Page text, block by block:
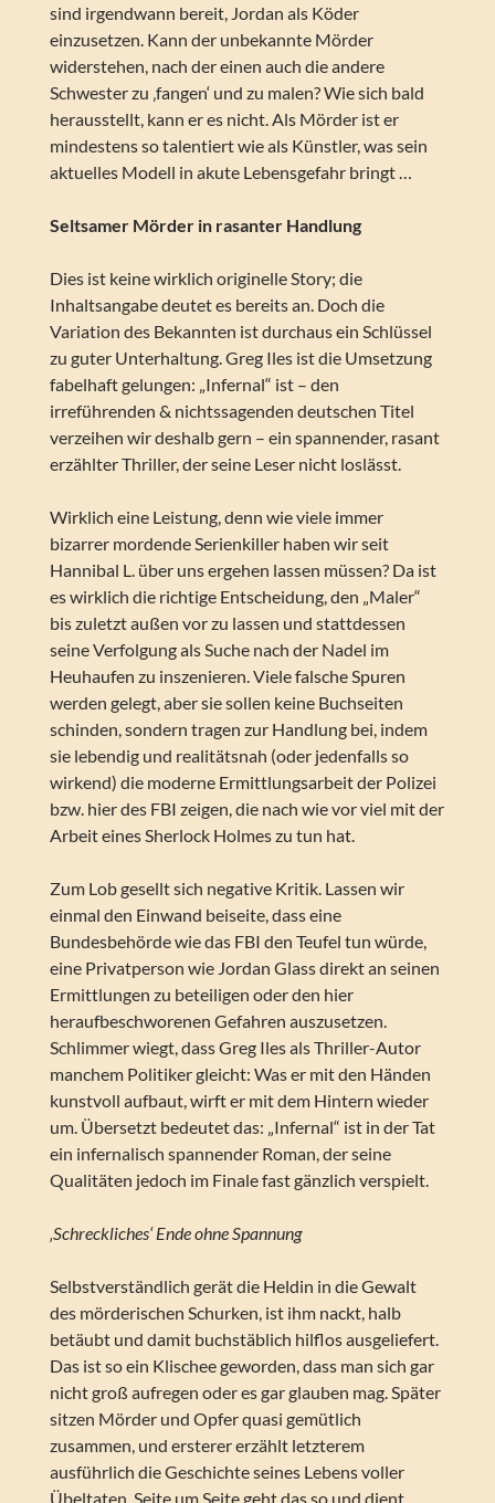
sind irgendwann bereit, Jordan als Köder
einzusetzen. Kann der unbekannte Mörder
widerstehen, nach der einen auch die andere
Schwester zu ‚fangen‘ und zu malen? Wie sich bald
herausstellt, kann er es nicht. Als Mörder ist er
mindestens so talentiert wie als Künstler, was sein
aktuelles Modell in akute Lebensgefahr bringt …
Seltsamer Mörder in rasanter Handlung
Dies ist keine wirklich originelle Story; die
Inhaltsangabe deutet es bereits an. Doch die
Variation des Bekannten ist durchaus ein Schlüssel
zu guter Unterhaltung. Greg Iles ist die Umsetzung
fabelhaft gelungen: „Infernal“ ist – den
irreführenden & nichtssagenden deutschen Titel
verzeihen wir deshalb gern – ein spannender, rasant
erzählter Thriller, der seine Leser nicht loslässt.
Wirklich eine Leistung, denn wie viele immer
bizarrer mordende Serienkiller haben wir seit
Hannibal L. über uns ergehen lassen müssen? Da ist
es wirklich die richtige Entscheidung, den „Maler“
bis zuletzt außen vor zu lassen und stattdessen
seine Verfolgung als Suche nach der Nadel im
Heuhaufen zu inszenieren. Viele falsche Spuren
werden gelegt, aber sie sollen keine Buchseiten
schinden, sondern tragen zur Handlung bei, indem
sie lebendig und realitätsnah (oder jedenfalls so
wirkend) die moderne Ermittlungsarbeit der Polizei
bzw. hier des FBI zeigen, die nach wie vor viel mit der
Arbeit eines Sherlock Holmes zu tun hat.
Zum Lob gesellt sich negative Kritik. Lassen wir
einmal den Einwand beiseite, dass eine
Bundesbehörde wie das FBI den Teufel tun würde,
eine Privatperson wie Jordan Glass direkt an seinen
Ermittlungen zu beteiligen oder den hier
heraufbeschworenen Gefahren auszusetzen.
Schlimmer wiegt, dass Greg Iles als Thriller-Autor
manchem Politiker gleicht: Was er mit den Händen
kunstvoll aufbaut, wirft er mit dem Hintern wieder
um. Übersetzt bedeutet das: „Infernal“ ist in der Tat
ein infernalisch spannender Roman, der seine
Qualitäten jedoch im Finale fast gänzlich verspielt.
‚Schreckliches‘ Ende ohne Spannung
Selbstverständlich gerät die Heldin in die Gewalt
des mörderischen Schurken, ist ihm nackt, halb
betäubt und damit buchstäblich hilflos ausgeliefert.
Das ist so ein Klischee geworden, dass man sich gar
nicht groß aufregen oder es gar glauben mag. Später
sitzen Mörder und Opfer quasi gemütlich
zusammen, und ersterer erzählt letzterem
ausführlich die Geschichte seines Lebens voller
Übeltaten. Seite um Seite geht das so und dient